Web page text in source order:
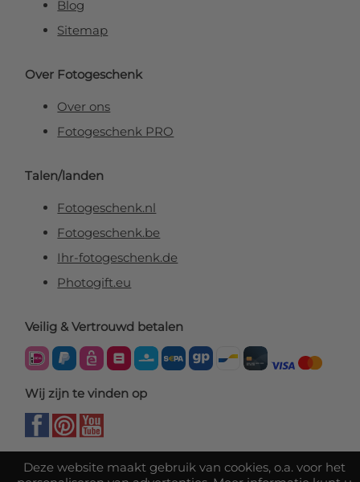
Deze website maakt gebruik van cookies, o.a. voor het
Blog
Sitemap
Over Fotogeschenk
Over ons
Fotogeschenk PRO
Talen/landen
Fotogeschenk.nl
Fotogeschenk.be
Ihr-fotogeschenk.de
Photogift.eu
Veilig & Vertrouwd betalen
Wij zijn te vinden op